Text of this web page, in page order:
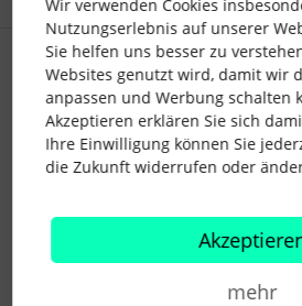
AM_HR
Hallo@SarahNTE,
die Ansichtsrechte für den Kalender
Mitarbeiterrollen steuern. Im Reiter
Zur Mitarbeiterliste bin ich leider
Wir verwenden Cookies
Nutzungserlebnis auf unserer
Sie helfen uns besser zu
Websites genutzt wird, damit wir
anpassen und Werbung schalten
Akzeptieren erklären Sie sich
Ihre Einwilligung können Sie
die Zukunft widerrufen oder
mehr